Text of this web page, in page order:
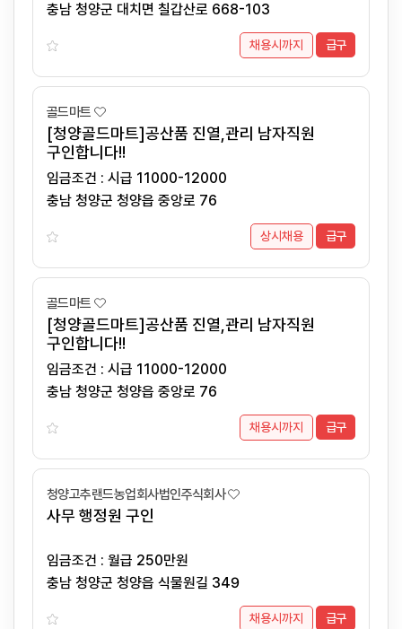
충남 청양군 대치면 칠갑산로 668-103
채용시까지 급구
골드마트
[청양골드마트]공산품 진열,관리 남자직원
구인합니다!!
임금조건 : 시급 11000-12000
충남 청양군 청양읍 중앙로 76
상시채용 급구
골드마트
[청양골드마트]공산품 진열,관리 남자직원
구인합니다!!
임금조건 : 시급 11000-12000
충남 청양군 청양읍 중앙로 76
채용시까지 급구
청양고추랜드농업회사법인주식회사
사무 행정원 구인
임금조건 : 월급 250만원
충남 청양군 청양읍 식물원길 349
채용시까지 급구